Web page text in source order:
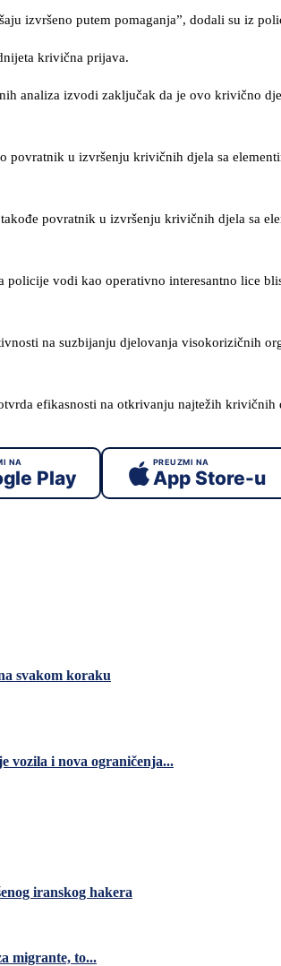
izvršeno putem pomaganja”, dodali su iz
krivična prijava.
analiza izvodi zaključak da je ovo krivično
povratnik u izvršenju krivičnih djela sa
povratnik u izvršenju krivičnih djela sa
policije vodi kao operativno interesantno lice
na suzbijanju djelovanja visokorizičnih
efikasnosti na otkrivanju najtežih krivičnih
NA
Play
PREUZMI NA
App Store-u
svakom koraku
vozila i nova ograničenja...
iranskog hakera
migrante, to...